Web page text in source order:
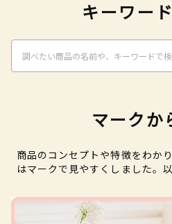
キーワー
マークか
商品のコンセプトや特徴をわか
はマークで見やすくしました。